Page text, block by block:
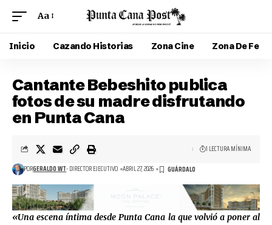
Aa
Inicio Cazando Historias Zona Cine Zona De Fe
Cantante Bebeshito publica
fotos de su madre disfrutando
en Punta Cana
PORGERALDO WT- DIRECTOR EJECUTIVO ABRIL 27, 2026
1 LECTURA MÍNIMA
«Una escena íntima desde Punta Cana la que volvió a poner al